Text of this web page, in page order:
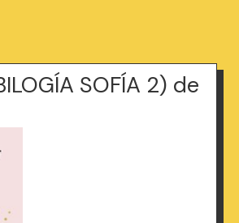
SOFÍA 2) de